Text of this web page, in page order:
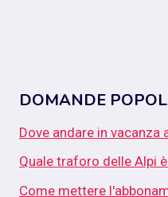
DOMANDE
Dove andare in
Quale traforo delle Alpi
Come mettere